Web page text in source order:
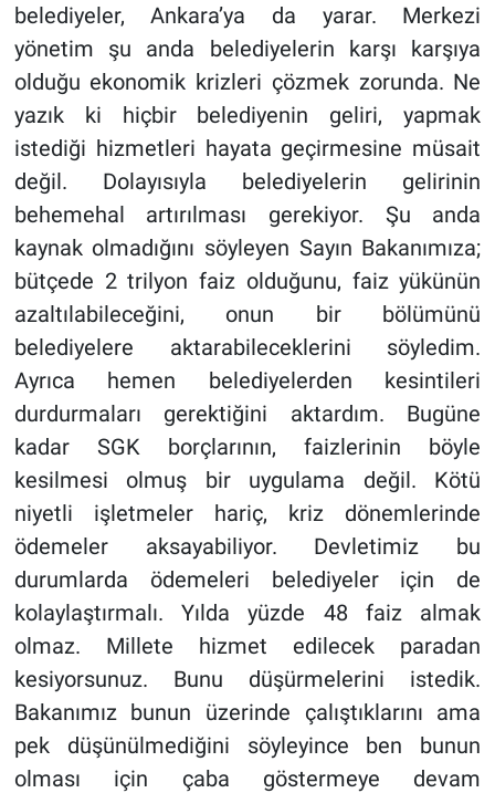
belediyeler, Ankara’ya da yarar. Merkezi
yönetim şu anda belediyelerin karşı karşıya
olduğu ekonomik krizleri çözmek zorunda. Ne
yazık ki hiçbir belediyenin geliri, yapmak
istediği hizmetleri hayata geçirmesine müsait
değil. Dolayısıyla belediyelerin gelirinin
behemehal artırılması gerekiyor. Şu anda
kaynak olmadığını söyleyen Sayın Bakanımıza;
bütçede 2 trilyon faiz olduğunu, faiz yükünün
azaltılabileceğini, onun bir bölümünü
belediyelere aktarabileceklerini söyledim.
Ayrıca hemen belediyelerden kesintileri
durdurmaları gerektiğini aktardım. Bugüne
kadar SGK borçlarının, faizlerinin böyle
kesilmesi olmuş bir uygulama değil. Kötü
niyetli işletmeler hariç, kriz dönemlerinde
ödemeler aksayabiliyor. Devletimiz bu
durumlarda ödemeleri belediyeler için de
kolaylaştırmalı. Yılda yüzde 48 faiz almak
olmaz. Millete hizmet edilecek paradan
kesiyorsunuz. Bunu düşürmelerini istedik.
Bakanımız bunun üzerinde çalıştıklarını ama
pek düşünülmediğini söyleyince ben bunun
olması için çaba göstermeye devam